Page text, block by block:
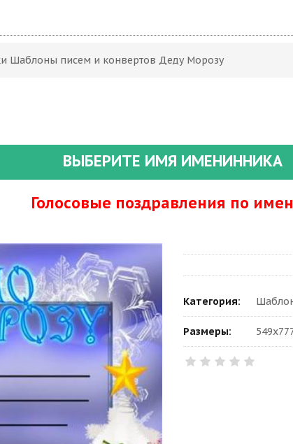
Шаблоны писем и конвертов Деду Морозу
ВЫБЕРИТЕ ИМЯ ИМЕНИННИКА
Голосовые поздравления по
Категория:
Размеры: